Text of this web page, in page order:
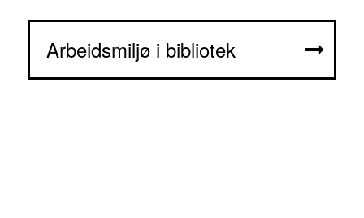
Arbeidsmiljø i bibliotek